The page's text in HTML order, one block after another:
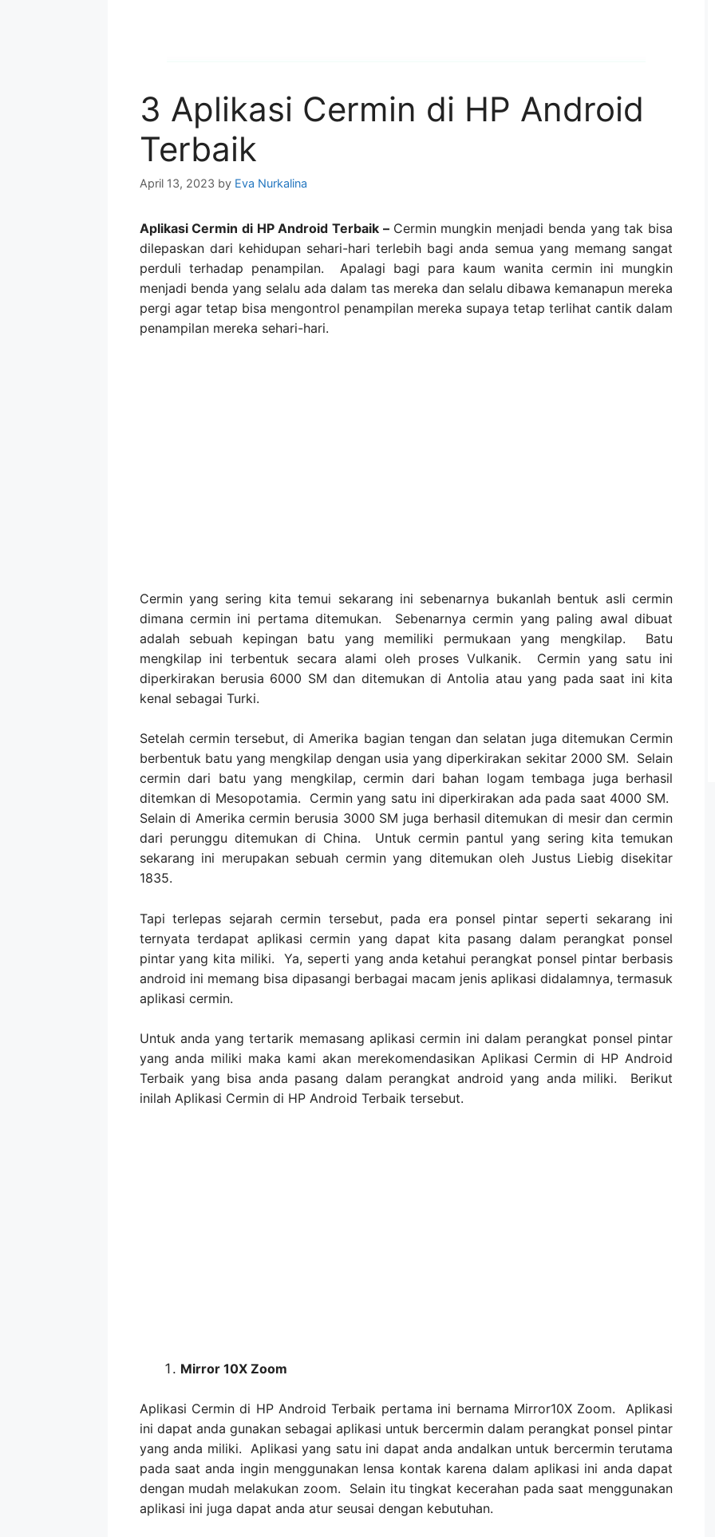
3 Aplikasi Cermin di HP Android
Terbaik
April 13, 2023 by Eva Nurkalina
Aplikasi Cermin di HP Android Terbaik – Cermin mungkin menjadi benda yang tak bisa
dilepaskan dari kehidupan sehari-hari terlebih bagi anda semua yang memang sangat
perduli terhadap penampilan. Apalagi bagi para kaum wanita cermin ini mungkin
menjadi benda yang selalu ada dalam tas mereka dan selalu dibawa kemanapun mereka
pergi agar tetap bisa mengontrol penampilan mereka supaya tetap terlihat cantik dalam
penampilan mereka sehari-hari.
Cermin yang sering kita temui sekarang ini sebenarnya bukanlah bentuk asli cermin
dimana cermin ini pertama ditemukan. Sebenarnya cermin yang paling awal dibuat
adalah sebuah kepingan batu yang memiliki permukaan yang mengkilap. Batu
mengkilap ini terbentuk secara alami oleh proses Vulkanik. Cermin yang satu ini
diperkirakan berusia 6000 SM dan ditemukan di Antolia atau yang pada saat ini kita
kenal sebagai Turki.
Setelah cermin tersebut, di Amerika bagian tengan dan selatan juga ditemukan Cermin
berbentuk batu yang mengkilap dengan usia yang diperkirakan sekitar 2000 SM. Selain
cermin dari batu yang mengkilap, cermin dari bahan logam tembaga juga berhasil
ditemkan di Mesopotamia. Cermin yang satu ini diperkirakan ada pada saat 4000 SM.
Selain di Amerika cermin berusia 3000 SM juga berhasil ditemukan di mesir dan cermin
dari perunggu ditemukan di China. Untuk cermin pantul yang sering kita temukan
sekarang ini merupakan sebuah cermin yang ditemukan oleh Justus Liebig disekitar
1835.
Tapi terlepas sejarah cermin tersebut, pada era ponsel pintar seperti sekarang ini
ternyata terdapat aplikasi cermin yang dapat kita pasang dalam perangkat ponsel
pintar yang kita miliki. Ya, seperti yang anda ketahui perangkat ponsel pintar berbasis
android ini memang bisa dipasangi berbagai macam jenis aplikasi didalamnya, termasuk
aplikasi cermin.
Untuk anda yang tertarik memasang aplikasi cermin ini dalam perangkat ponsel pintar
yang anda miliki maka kami akan merekomendasikan Aplikasi Cermin di HP Android
Terbaik yang bisa anda pasang dalam perangkat android yang anda miliki. Berikut
inilah Aplikasi Cermin di HP Android Terbaik tersebut.
Mirror 10X Zoom
Aplikasi Cermin di HP Android Terbaik pertama ini bernama Mirror10X Zoom. Aplikasi
ini dapat anda gunakan sebagai aplikasi untuk bercermin dalam perangkat ponsel pintar
yang anda miliki. Aplikasi yang satu ini dapat anda andalkan untuk bercermin terutama
pada saat anda ingin menggunakan lensa kontak karena dalam aplikasi ini anda dapat
dengan mudah melakukan zoom. Selain itu tingkat kecerahan pada saat menggunakan
aplikasi ini juga dapat anda atur seusai dengan kebutuhan.